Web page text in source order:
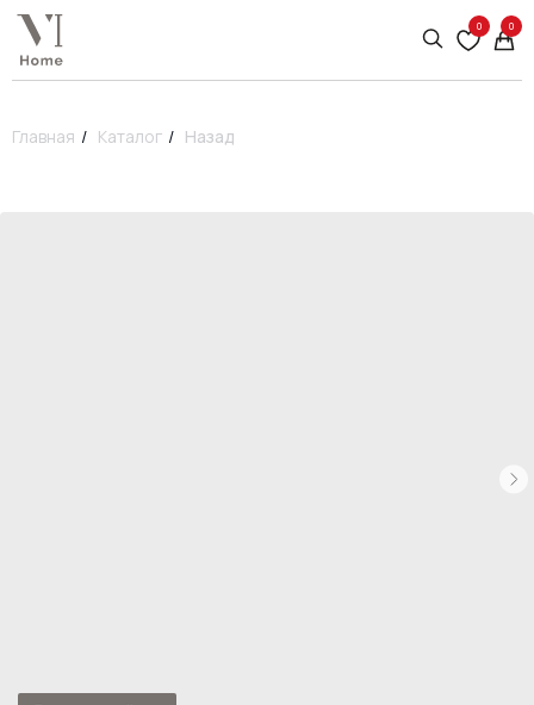
0 0
Главная / Каталог / Назад